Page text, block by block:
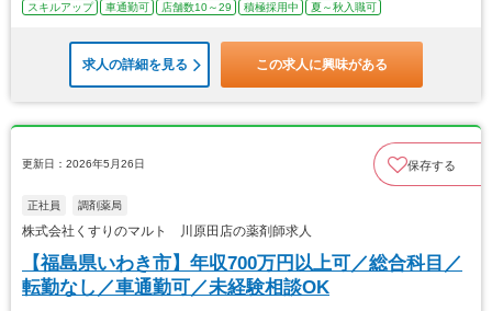
スキルアップ
車通勤可 店舗数10～29 積極採用中 夏～秋入職可
求人の詳細を見る この求人に興味がある
更新日：2026年5月26日 保存する
正社員 調剤薬局
株式会社くすりのマルト 川原田店の薬剤師求人
【福島県いわき市】年収700万円以上可／総合科目／
転勤なし／車通勤可／未経験相談OK